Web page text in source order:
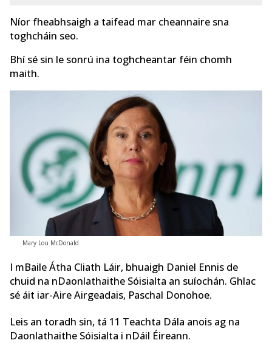
Níor fheabhsaigh a taifead mar cheannaire sna
toghcháin seo.
Bhí sé sin le sonrú ina toghcheantar féin chomh
maith.
Mary Lou McDonald
I mBaile Átha Cliath Láir, bhuaigh Daniel Ennis de
chuid na nDaonlathaithe Sóisialta an suíochán. Ghlac
sé áit iar-Aire Airgeadais, Paschal Donohoe.
Leis an toradh sin, tá 11 Teachta Dála anois ag na
Daonlathaithe Sóisialta i nDáil Éireann.